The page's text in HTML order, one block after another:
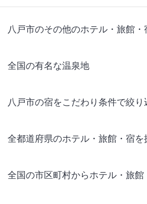
八戸市のその他のホテル・旅館・
全国の有名な温泉地
八戸市の宿をこだわり条件で絞り
全都道府県のホテル・旅館・宿を
全国の市区町村からホテル・旅館